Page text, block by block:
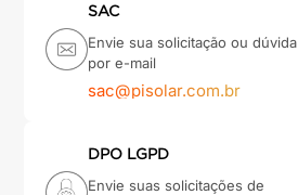
SAC
Envie sua solicitação ou dúvida
por e-mail
sac@pisolar.com.br
DPO LGPD
Envie suas solicitações de